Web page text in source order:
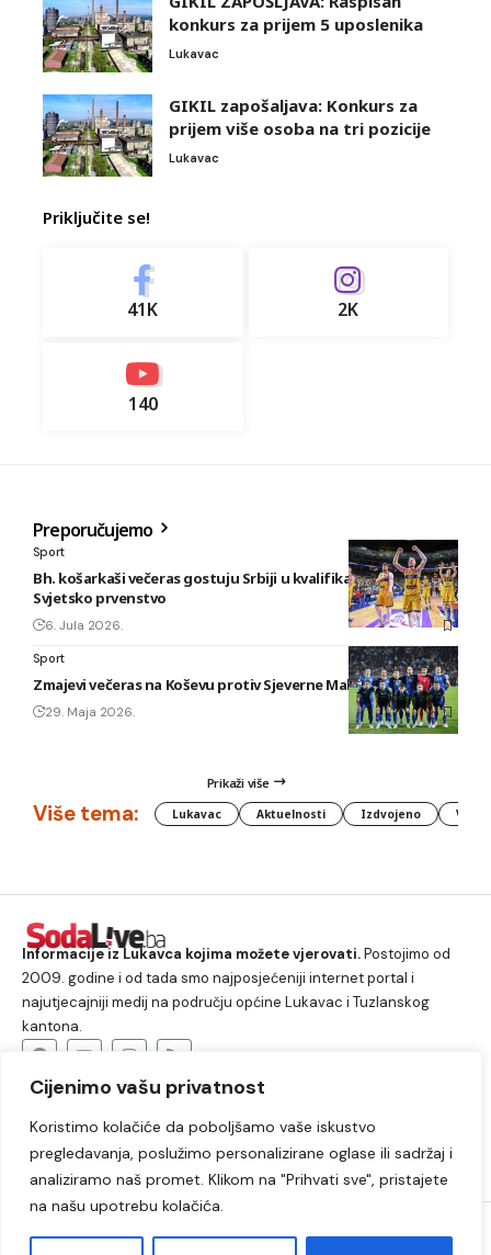
Cijenimo vašu privatnost
Koristimo kolačiće da poboljšamo vaše iskustvo
pregledavanja, poslužimo personalizirane oglase ili sadržaj i
analiziramo naš promet. Klikom na "Prihvati sve", pristajete
na našu upotrebu kolačića.
konkurs za prijem 5 uposlenika
Lukavac
GIKIL zapošaljava: Konkurs za
prijem više osoba na tri pozicije
Lukavac
Priključite se!
41K 2K
140
Preporučujemo
Sport
Bh. košarkaši večeras gostuju Srbiji u kvalifikacijama za
Svjetsko prvenstvo
6. Jula 2026.
Sport
Zmajevi večeras na Koševu protiv Sjeverne Makedonije
29. Maja 2026.
Prikaži više
Više tema: Lukavac Aktuelnosti Izdvojeno
Informacije iz Lukavca kojima možete vjerovati.Postojimo od
2009. godine i od tada smo najposjećeniji internet portal i
najutjecajniji medij na području općine Lukavac i Tuzlanskog
kantona.
Lukavac Društvo Crna hronika
Sport
Kultura
Kolumne Slobodno vrijeme